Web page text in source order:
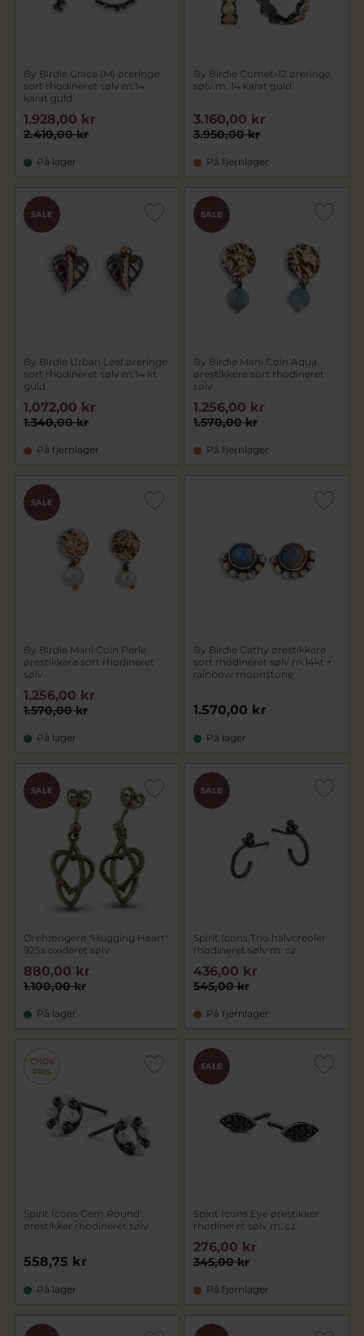
By Birdie Grace (M) øreringe
sort rhodineret sølv m.14
karat guld
2.410,00 kr
1.928,00 kr
På lager
By Birdie Comet-12 øreringe
sølv m. 14 karat guld
3.950,00 kr
3.160,00 kr
På fjernlager
SALE
By Birdie Urban Leaf øreringe
sort rhodineret sølv m.14 kt.
guld
1.340,00 kr
1.072,00 kr
På fjernlager
SALE
By Birdie Mani Coin Aqua
ørestikkere sort rhodineret
sølv
1.570,00 kr
1.256,00 kr
På fjernlager
SALE
By Birdie Mani Coin Perle
ørestikkere sort rhodineret
sølv
1.570,00 kr
1.256,00 kr
På lager
By Birdie Cathy ørestikkere
sort rhodineret sølv m.14kt +
rainbow moonstone
1.570,00 kr
På lager
SALE
Ørehængere "Hugging Heart"
925s oxideret sølv
1.100,00 kr
880,00 kr
På lager
SALE
Spirit Icons Trio halvcreoler
rhodineret sølv m. cz
545,00 kr
436,00 kr
På fjernlager
CHOK
PRIS
Spirit Icons Gem Round
ørestikker rhodineret sølv
558,75 kr
På lager
SALE
Spirit Icons Eye ørestikker
rhodineret sølv m. cz
345,00 kr
276,00 kr
På fjernlager